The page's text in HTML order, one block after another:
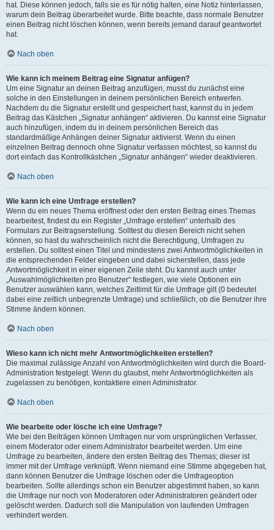
hat. Diese können jedoch, falls sie es für nötig halten, eine Notiz hinterlassen,
warum dein Beitrag überarbeitet wurde. Bitte beachte, dass normale Benutzer
einen Beitrag nicht löschen können, wenn bereits jemand darauf geantwortet
hat.
Nach oben
Wie kann ich meinem Beitrag eine Signatur anfügen?
Um eine Signatur an deinen Beitrag anzufügen, musst du zunächst eine
solche in den Einstellungen in deinem persönlichen Bereich entwerfen.
Nachdem du die Signatur erstellt und gespeichert hast, kannst du in jedem
Beitrag das Kästchen „Signatur anhängen“ aktivieren. Du kannst eine Signatur
auch hinzufügen, indem du in deinem persönlichen Bereich das
standardmäßige Anhängen deiner Signatur aktivierst. Wenn du einen
einzelnen Beitrag dennoch ohne Signatur verfassen möchtest, so kannst du
dort einfach das Kontrollkästchen „Signatur anhängen“ wieder deaktivieren.
Nach oben
Wie kann ich eine Umfrage erstellen?
Wenn du ein neues Thema eröffnest oder den ersten Beitrag eines Themas
bearbeitest, findest du ein Register „Umfrage erstellen“ unterhalb des
Formulars zur Beitragserstellung. Solltest du diesen Bereich nicht sehen
können, so hast du wahrscheinlich nicht die Berechtigung, Umfragen zu
erstellen. Du solltest einen Titel und mindestens zwei Antwortmöglichkeiten in
die entsprechenden Felder eingeben und dabei sicherstellen, dass jede
Antwortmöglichkeit in einer eigenen Zeile steht. Du kannst auch unter
„Auswahlmöglichkeiten pro Benutzer“ festlegen, wie viele Optionen ein
Benutzer auswählen kann, welches Zeitlimit für die Umfrage gilt (0 bedeutet
dabei eine zeitlich unbegrenzte Umfrage) und schließlich, ob die Benutzer ihre
Stimme ändern können.
Nach oben
Wieso kann ich nicht mehr Antwortmöglichkeiten erstellen?
Die maximal zulässige Anzahl von Antwortmöglichkeiten wird durch die Board-
Administration festgelegt. Wenn du glaubst, mehr Antwortmöglichkeiten als
zugelassen zu benötigen, kontaktiere einen Administrator.
Nach oben
Wie bearbeite oder lösche ich eine Umfrage?
Wie bei den Beiträgen können Umfragen nur vom ursprünglichen Verfasser,
einem Moderator oder einem Administrator bearbeitet werden. Um eine
Umfrage zu bearbeiten, ändere den ersten Beitrag des Themas; dieser ist
immer mit der Umfrage verknüpft. Wenn niemand eine Stimme abgegeben hat,
dann können Benutzer die Umfrage löschen oder die Umfrageoption
bearbeiten. Sollte allerdings schon ein Benutzer abgestimmt haben, so kann
die Umfrage nur noch von Moderatoren oder Administratoren geändert oder
gelöscht werden. Dadurch soll die Manipulation von laufenden Umfragen
verhindert werden.